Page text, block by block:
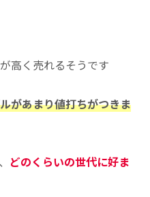
が高く売れるそうです
があまり値打ちがつきま
どのくらいの世代に好ま